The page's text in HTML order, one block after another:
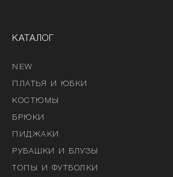
КАТАЛОГ
NEW
ПЛАТЬЯ И ЮБКИ
КОСТЮМЫ
БРЮКИ
ПИДЖАКИ
РУБАШКИ И БЛУЗЫ
ТОПЫ И ФУТБОЛКИ